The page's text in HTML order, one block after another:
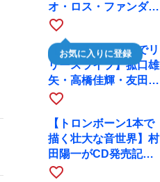
オ・ロス・ファンダン
ゴスが10月9日にRAG
で公演
favorite_border
お気に入りに登録
【川口千里、京都でリ
リースライブ】菰口雄
矢・高橋佳輝・友田ジ
ュンと9月28日にRAG
favorite_border
【トロンボーン1本で
描く壮大な音世界】村
田陽一がCD発売記念
ツアーで9月4日に京
favorite_border